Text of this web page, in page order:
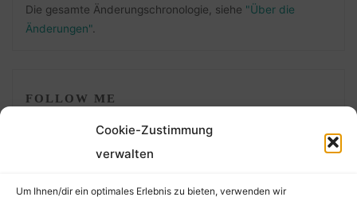
Cookie-Zustimmung
verwalten
Um Ihnen/dir ein optimales Erlebnis zu bieten, verwenden wir
Die gesamte Änderungschronologie, siehe "Über die
Änderungen".
FOLLOW ME